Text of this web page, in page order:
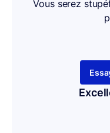
Vous serez